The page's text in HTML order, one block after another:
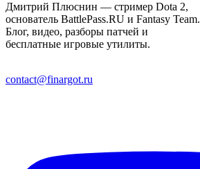
Дмитрий Плюснин — стример Dota 2,
основатель BattlePass.RU и Fantasy Team.
Блог, видео, разборы патчей и
бесплатные игровые утилиты.
contact@finargot.ru